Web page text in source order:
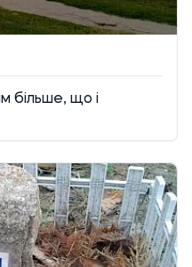
більше, що і